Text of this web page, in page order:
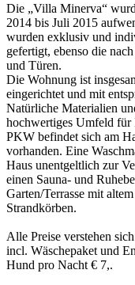
Die „Villa Minerva“
2014 bis Juli 2015
wurden exklusiv und
gefertigt, ebenso die
und Türen.
Die Wohnung ist
eingerichtet und mit
Natürliche Materialien
hochwertiges Umfeld
PKW befindet sich am
vorhanden. Eine
Haus unentgeltlich zur
einen Sauna- und
Garten/Terrasse mit
Strandkörben.
Alle Preise verstehen
incl. Wäschepaket und
Hund pro Nacht € 7,.